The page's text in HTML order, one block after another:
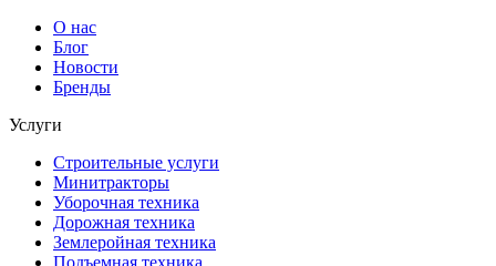
О нас
Блог
Новости
Бренды
Услуги
Строительные услуги
Минитракторы
Уборочная техника
Дорожная техника
Землеройная техника
Подъемная техника